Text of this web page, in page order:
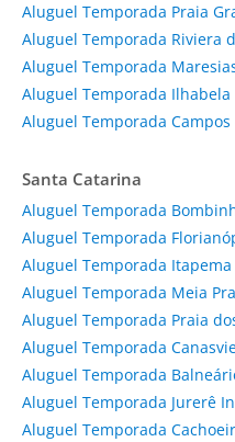
Aluguel Temporada Praia
Aluguel Temporada Riviera
Aluguel Temporada
Aluguel Temporada Ilhabela
Aluguel Temporada Campos
Santa Catarina
Aluguel Temporada
Aluguel Temporada
Aluguel Temporada Itapema
Aluguel Temporada Meia
Aluguel Temporada Praia
Aluguel Temporada
Aluguel Temporada
Aluguel Temporada Jurerê
Aluguel Temporada